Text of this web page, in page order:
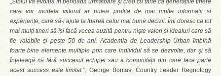
„Sibiul va evolua în perioada următoare și cred cu tărie că generațiile tinere
care vor modela viitorul ar putea profita de mai multe informații și
experiențe, care să-i ajute la luarea celor mai bune decizii. Îmi doresc ca tot
mai mulți tineri să își facă vocea auzită pentru niște valori și idealuri care să
fie valabile și peste 50 de ani. Academia de Leadership Urban îmbină
foarte bine elemente multiple prin care individul să se dezvolte, dar și să
înțeleagă că fără succesul echipei sau a comunității din care face parte
acest success este limitat.“, George Bontaș, Country Leader Regnology